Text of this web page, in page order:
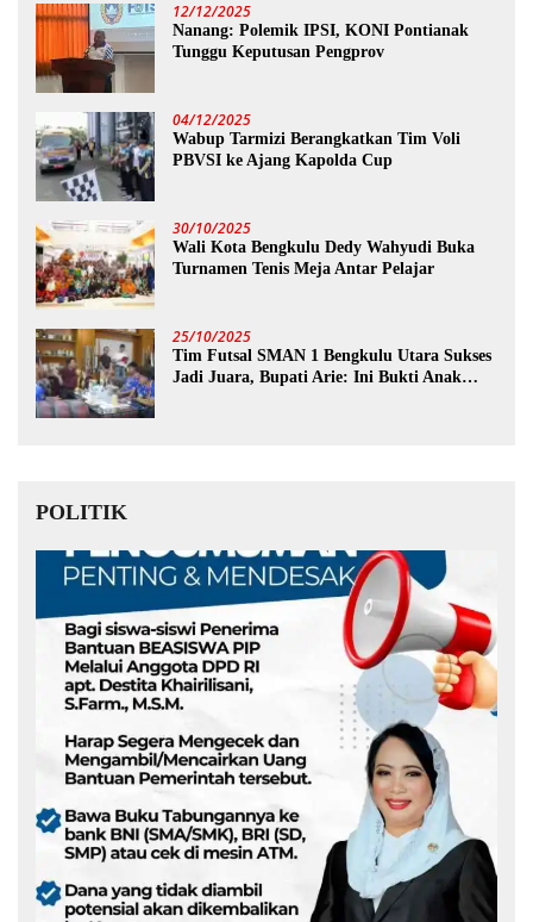
12/12/2025
Nanang: Polemik IPSI, KONI Pontianak
Tunggu Keputusan Pengprov
04/12/2025
Wabup Tarmizi Berangkatkan Tim Voli
PBVSI ke Ajang Kapolda Cup
30/10/2025
Wali Kota Bengkulu Dedy Wahyudi Buka
Turnamen Tenis Meja Antar Pelajar
25/10/2025
Tim Futsal SMAN 1 Bengkulu Utara Sukses
Jadi Juara, Bupati Arie: Ini Bukti Anak
POLITIK